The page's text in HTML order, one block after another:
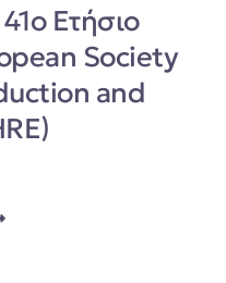
Ετήσιο
Society
and